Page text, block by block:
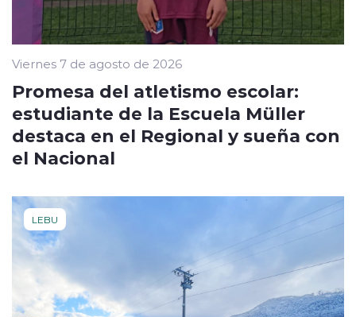
Viernes 7 de agosto de 2026
Promesa del atletismo escolar:
estudiante de la Escuela Müller
destaca en el Regional y sueña con
el Nacional
LEBU